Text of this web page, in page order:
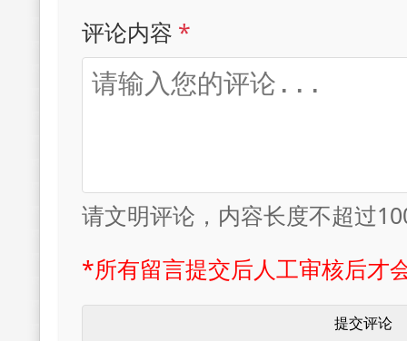
评论内容 *
请文明评论，内容长度不超过
*所有留言提交后人工审核后才